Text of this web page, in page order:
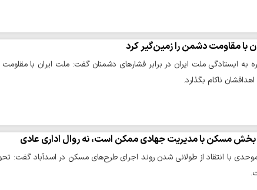
با مقاومت دشمن را زمین‌گیر کرد
به ایستادگی ملت ایران در برابر فشارهای دشمنان گفت: ملت ایران با
ناکام بگذارد.
مسکن با مدیریت جهادی ممکن است، نه روال اداری عادی
با انتقاد از طولانی شدن روند اجرای طرح‌های مسکن در اسدآباد گفت: